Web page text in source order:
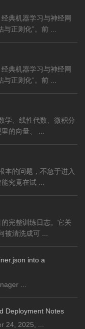
典机器学习与神经网
正则化”。前 ...
典机器学习与神经网
正则化”。前 ...
学、线性代数、微积分
的向量、 ...
本的问题，不急于进入
究竟在试 ...
完整训练日志。它关
清洗成可 ...
into a
...
Deployment Notes
24, 2025, ...